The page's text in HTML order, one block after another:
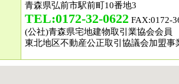
青森県弘前市駅前町10番地3
TEL:0172-32-0622 FAX:0172-
(公社)青森県宅地建物取引業協会会員
東北地区不動産公正取引協議会加盟事